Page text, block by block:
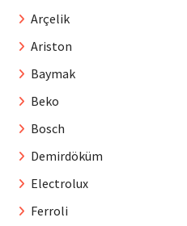
Arçelik
Ariston
Baymak
Beko
Bosch
Demirdöküm
Electrolux
Ferroli